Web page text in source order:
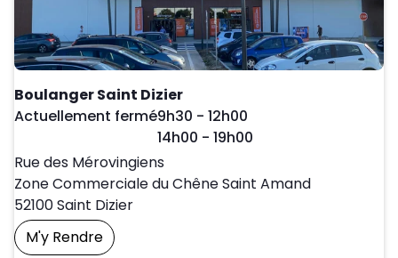
Boulanger Saint Dizier
Actuellement ferméDay of the Week
9h30 - 12h00
14h00 - 19h00
Rue des Mérovingiens
Zone Commerciale du Chêne Saint Amand
52100Saint Dizier
M'y RendrePrendre Un Rendez-Vous